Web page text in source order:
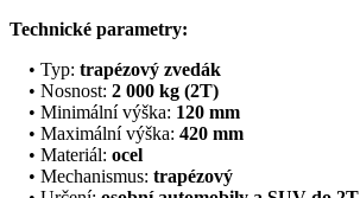
Technické parametry:
• Typ: trapézový zvedák
• Nosnost: 2 000 kg (2T)
• Minimální výška: 120 mm
• Maximální výška: 420 mm
• Materiál: ocel
• Mechanismus: trapézový